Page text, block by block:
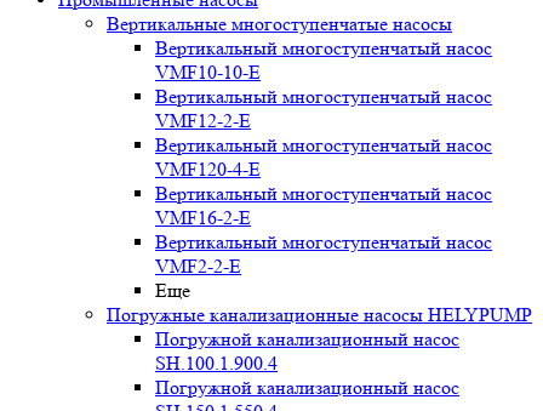
Вертикальные многоступенчатые насосы
Вертикальный многоступенчатый насос
VMF10-10-E
Вертикальный многоступенчатый насос
VMF12-2-E
Вертикальный многоступенчатый насос
VMF120-4-E
Вертикальный многоступенчатый насос
VMF16-2-E
Вертикальный многоступенчатый насос
VMF2-2-E
Еще
Погружные канализационные насосы HELYPUMP
Погружной канализационный насос
SH.100.1.900.4
Погружной канализационный насос